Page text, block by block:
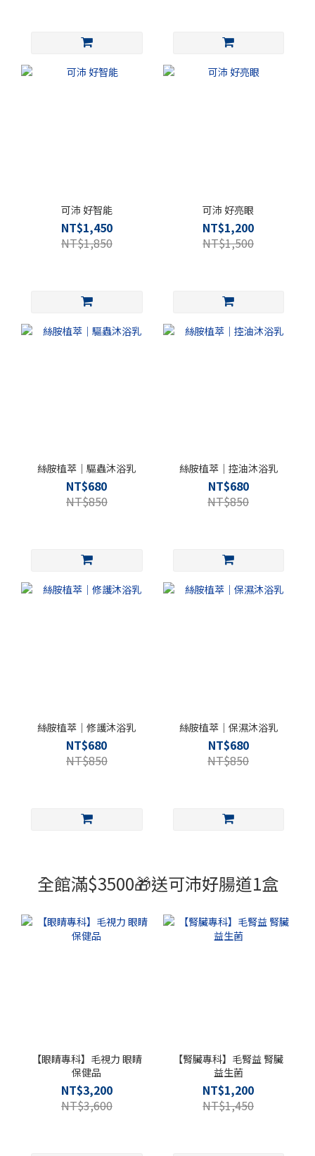
可沛 好智能
NT$1,450
NT$1,850
可沛 好亮眼
NT$1,200
NT$1,500
絲胺植萃｜驅蟲沐浴乳
NT$680
NT$850
絲胺植萃｜控油沐浴乳
NT$680
NT$850
絲胺植萃｜修護沐浴乳
NT$680
NT$850
絲胺植萃｜保濕沐浴乳
NT$680
NT$850
全館滿$3500🎁送可沛好腸道1盒
【眼睛專科】毛視力 眼睛
保健品
NT$3,200
NT$3,600
【腎臟專科】毛腎益 腎臟
益生菌
NT$1,200
NT$1,450